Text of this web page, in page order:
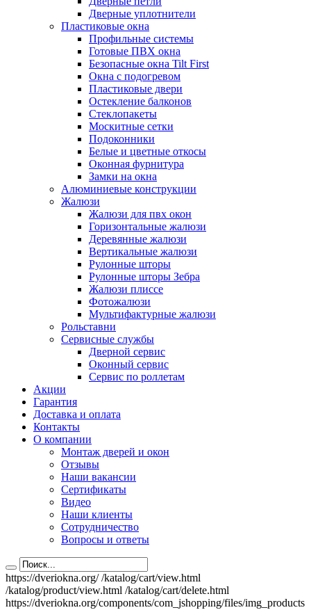
Дверные уплотнители
Пластиковые окна
Профильные системы
Готовые ПВХ окна
Безопасные окна Tilt First
Окна с подогревом
Пластиковые двери
Остекление балконов
Стеклопакеты
Москитные сетки
Подоконники
Белые и цветные откосы
Оконная фурнитура
Замки на окна
Алюминиевые конструкции
Жалюзи
Жалюзи для пвх окон
Горизонтальные жалюзи
Деревянные жалюзи
Вертикальные жалюзи
Рулонные шторы
Рулонные шторы Зебра
Жалюзи плиссе
Фотожалюзи
Мультифактурные жалюзи
Рольставни
Сервисные службы
Дверной сервис
Оконный сервис
Сервис по роллетам
Акции
Гарантия
Доставка и оплата
Контакты
О компании
Монтаж дверей и окон
Отзывы
Наши вакансии
Сертификаты
Видео
Наши клиенты
Сотрудничество
Вопросы и ответы
https://dveriokna.org/ /katalog/cart/view.html
/katalog/product/view.html /katalog/cart/delete.html
https://dveriokna.org/components/com_jshopping/files/img_products